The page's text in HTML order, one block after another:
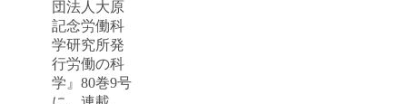
団法人大原
記念労働科
学研究所発
行労働の科
学』80巻9号